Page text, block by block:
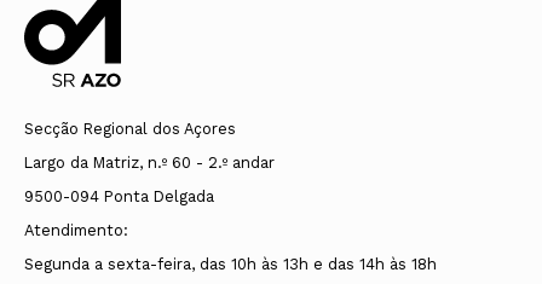
Secção Regional dos Açores
Largo da Matriz, n.º 60 - 2.º andar
9500-094 Ponta Delgada
Atendimento:
Segunda a sexta-feira, das 10h às 13h e das 14h às 18h